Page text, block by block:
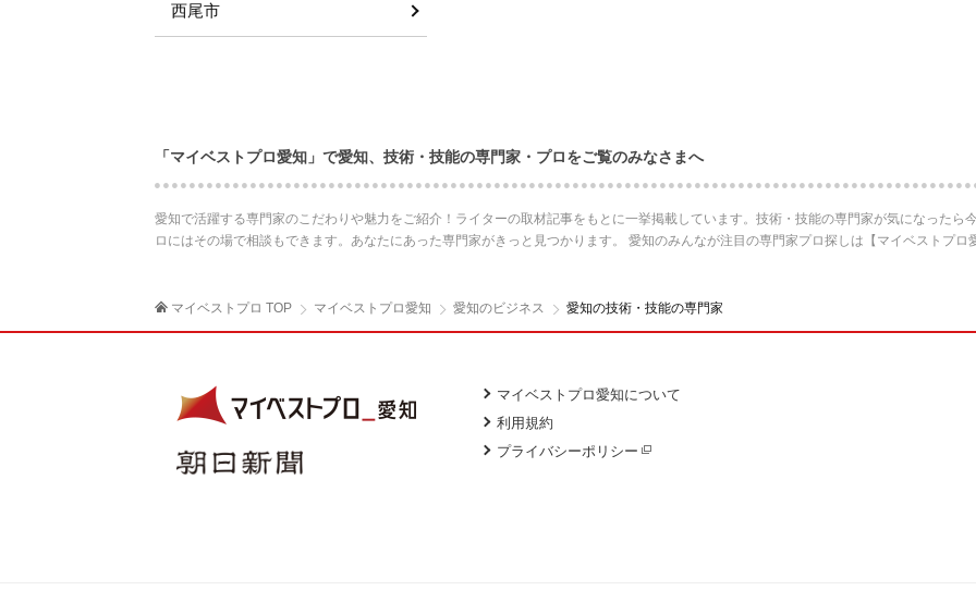
西尾市
「マイベストプロ愛知」で愛知、技術・技能の専門家・プロをご覧のみなさまへ
愛知で活躍する専門家のこだわりや魅力をご紹介！ライターの取材記事をもとに一挙掲載しています。技術・技能の専門家が気になったら
ロにはその場で相談もできます。あなたにあった専門家がきっと見つかります。 愛知のみんなが注目の専門家プロ探しは【マイベストプロ
マイベストプロ TOP マイベストプロ愛知 愛知のビジネス 愛知の技術・技能の専門家
マイベストプロ愛知について
利用規約
プライバシーポリシー